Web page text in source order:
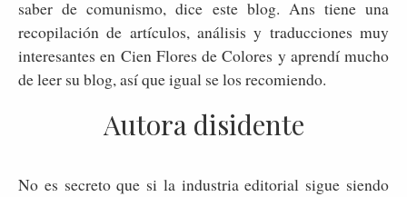
saber de comunismo, dice este blog. Ans tiene una
recopilación de artículos, análisis y traducciones muy
interesantes en Cien Flores de Colores y aprendí mucho
de leer su blog, así que igual se los recomiendo.
Autora disidente
No es secreto que si la industria editorial sigue siendo